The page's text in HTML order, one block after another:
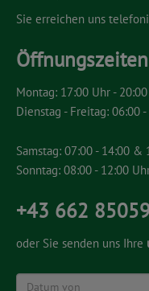
Sie erreichen uns
Montag: 17:00 Uhr -
Dienstag - Freitag: 06:00
Samstag: 07:00 - 14:00 &
Sonntag: 08:00 - 12:00
+43 662
oder Sie senden uns Ihre
Datum